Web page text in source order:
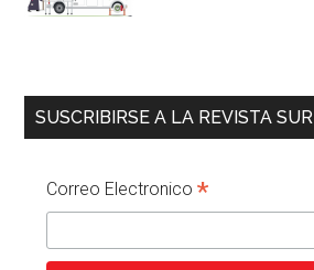
SUSCRIBIRSE A LA REVISTA SUR
Correo Electronico*